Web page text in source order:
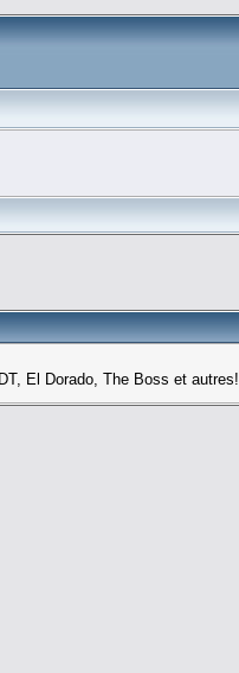
El Dorado, The Boss et autres!